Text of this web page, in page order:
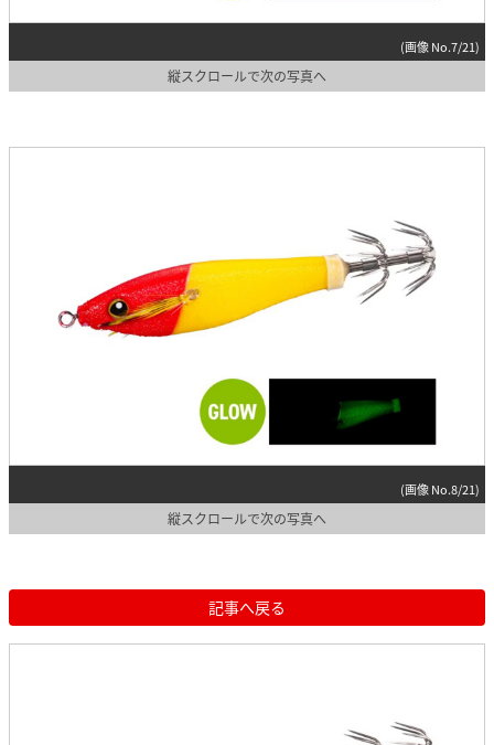
(画像 No.7/21)
縦スクロールで次の写真へ
(画像 No.8/21)
縦スクロールで次の写真へ
記事へ戻る